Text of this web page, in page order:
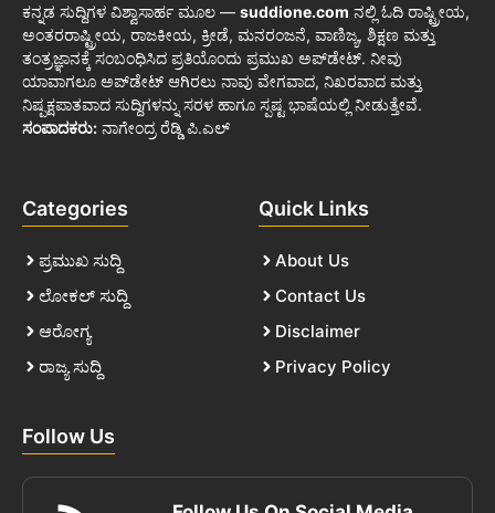
ಕನ್ನಡ ಸುದ್ದಿಗಳ ವಿಶ್ವಾಸಾರ್ಹ ಮೂಲ — suddione.com ನಲ್ಲಿ ಓದಿ ರಾಷ್ಟ್ರೀಯ,
ಅಂತರರಾಷ್ಟ್ರೀಯ, ರಾಜಕೀಯ, ಕ್ರೀಡೆ, ಮನರಂಜನೆ, ವಾಣಿಜ್ಯ, ಶಿಕ್ಷಣ ಮತ್ತು
ತಂತ್ರಜ್ಞಾನಕ್ಕೆ ಸಂಬಂಧಿಸಿದ ಪ್ರತಿಯೊಂದು ಪ್ರಮುಖ ಅಪ್‌ಡೇಟ್. ನೀವು
ಯಾವಾಗಲೂ ಅಪ್‌ಡೇಟ್ ಆಗಿರಲು ನಾವು ವೇಗವಾದ, ನಿಖರವಾದ ಮತ್ತು
ನಿಷ್ಪಕ್ಷಪಾತವಾದ ಸುದ್ದಿಗಳನ್ನು ಸರಳ ಹಾಗೂ ಸ್ಪಷ್ಟ ಭಾಷೆಯಲ್ಲಿ ನೀಡುತ್ತೇವೆ.
ಸಂಪಾದಕರು: ನಾಗೇಂದ್ರ ರೆಡ್ಡಿ ಪಿ.ಎಲ್
Categories
ಪ್ರಮುಖ ಸುದ್ದಿ
ಲೋಕಲ್ ಸುದ್ದಿ
ಆರೋಗ್ಯ
ರಾಜ್ಯ ಸುದ್ದಿ
Quick Links
About Us
Contact Us
Disclaimer
Privacy Policy
Follow Us